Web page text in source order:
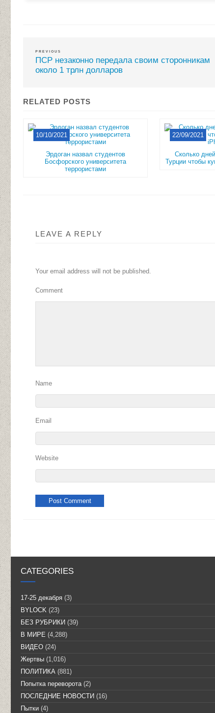
PREVIOUS
ПСР незаконно передала своим сторонникам
около 1 трлн долларов
RELATED POSTS
10/10/2021
Эрдоган назвал студентов
Босфорского университета
террористами
22/09/2021
Сколько
Турции чтобы
LEAVE A REPLY
Your email address will not be published.
Comment
Name
Email
Website
CATEGORIES
17-25 декабря (3)
BYLOCK (23)
БЕЗ РУБРИКИ (39)
В МИРЕ (4,288)
ВИДЕО (24)
Жертвы (1,016)
ПОЛИТИКА (881)
Попытка переворота (2)
ПОСЛЕДНИЕ НОВОСТИ (16)
Пытки (4)